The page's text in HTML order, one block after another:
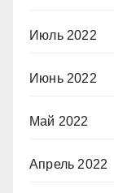
Июль 2022
Июнь 2022
Май 2022
Апрель 2022